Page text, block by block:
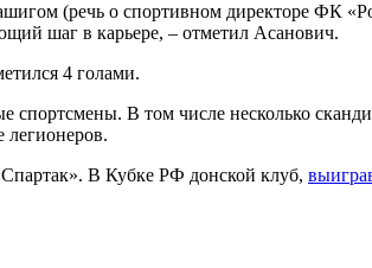
(речь о спортивном директоре ФК
шаг в карьере, – отметил Асанович.
4 голами.
спортсмены. В том числе несколько
легионеров.
В Кубке РФ донской клуб,